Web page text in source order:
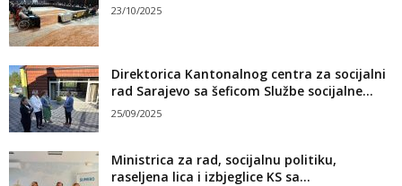
23/10/2025
Direktorica Kantonalnog centra za socijalni
rad Sarajevo sa šeficom Službe socijalne...
25/09/2025
Ministrica za rad, socijalnu politiku,
raseljena lica i izbjeglice KS sa...